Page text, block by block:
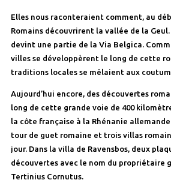
Elles nous raconteraient comment, au
Romains découvrirent la vallée de la
devint une partie de la Via Belgica.
villes se développèrent le long de cette
traditions locales se mêlaient aux
Aujourd’hui encore, des découvertes
long de cette grande voie de 400
la côte française à la Rhénanie
tour de guet romaine et trois villas
jour. Dans la villa de Ravensbos, deux
découvertes avec le nom du propriétaire
Tertinius Cornutus.